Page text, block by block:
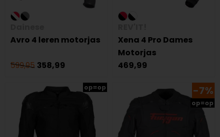
Avro 4 leren motorjas
599,95 358,99
Xena 4 Pro Dames
Motorjas
469,99
op=op -7%
op=op